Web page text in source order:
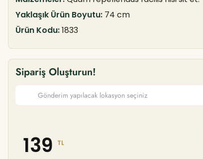
Yaklaşık Ürün Boyutu: 74 cm
Ürün Kodu:1833
Sipariş Oluşturun!
139 TL